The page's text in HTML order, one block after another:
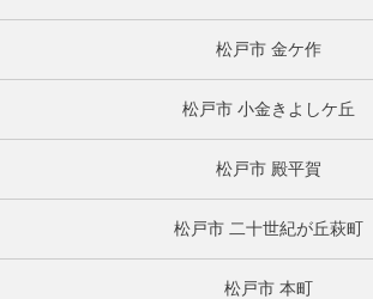
松戸市 金ケ作
松戸市 小金きよしケ丘
松戸市 殿平賀
松戸市 二十世紀が丘萩町
松戸市 本町